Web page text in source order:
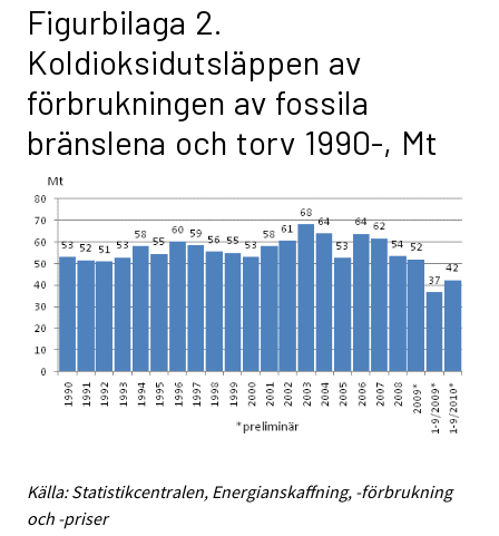
Figurbilaga 2.
Koldioksidutsläppen av
förbrukningen av fossila
bränslena och torv 1990-, Mt
Källa: Statistikcentralen, Energianskaffning, -förbrukning
och -priser